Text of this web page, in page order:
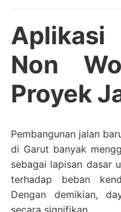
Non
Proyek
Pembangunan jalan
di Garut banyak
sebagai lapisan dasar
terhadap beban
Dengan demikian,